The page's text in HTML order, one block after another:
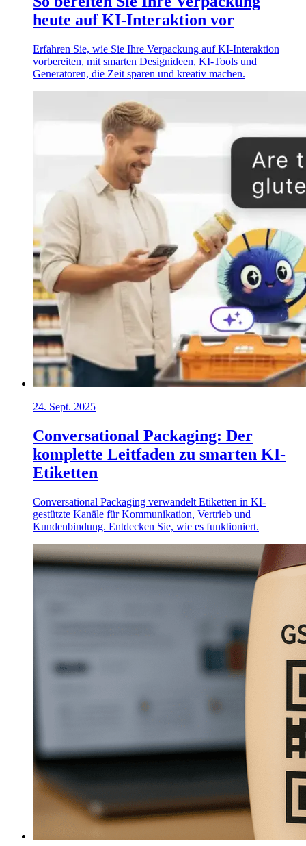
heute auf KI-Interaktion vor
Erfahren Sie, wie Sie Ihre Verpackung auf KI-Interaktion
vorbereiten, mit smarten Designideen, KI-Tools und
Generatoren, die Zeit sparen und kreativ machen.
24. Sept. 2025
Conversational Packaging: Der
komplette Leitfaden zu smarten KI-
Etiketten
Conversational Packaging verwandelt Etiketten in KI-
gestützte Kanäle für Kommunikation, Vertrieb und
Kundenbindung. Entdecken Sie, wie es funktioniert.